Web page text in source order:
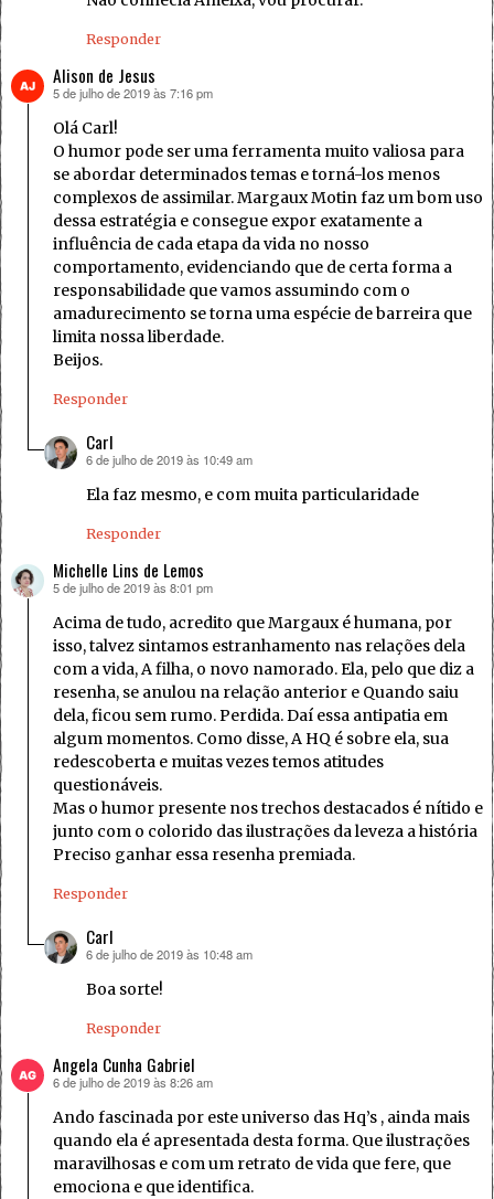
Responder
Alison de Jesus
disse:
5 de julho de 2019 às 7:16 pm
Olá Carl!
O humor pode ser uma ferramenta muito valiosa para
se abordar determinados temas e torná-los menos
complexos de assimilar. Margaux Motin faz um bom uso
dessa estratégia e consegue expor exatamente a
influência de cada etapa da vida no nosso
comportamento, evidenciando que de certa forma a
responsabilidade que vamos assumindo com o
amadurecimento se torna uma espécie de barreira que
limita nossa liberdade.
Beijos.
Responder
Carl
disse:
6 de julho de 2019 às 10:49 am
Ela faz mesmo, e com muita particularidade
Responder
Michelle Lins de Lemos
disse:
5 de julho de 2019 às 8:01 pm
Acima de tudo, acredito que Margaux é humana, por
isso, talvez sintamos estranhamento nas relações dela
com a vida, A filha, o novo namorado. Ela, pelo que diz a
resenha, se anulou na relação anterior e Quando saiu
dela, ficou sem rumo. Perdida. Daí essa antipatia em
algum momentos. Como disse, A HQ é sobre ela, sua
redescoberta e muitas vezes temos atitudes
questionáveis.
Mas o humor presente nos trechos destacados é nítido e
junto com o colorido das ilustrações da leveza a história
Preciso ganhar essa resenha premiada.
Responder
Carl
disse:
6 de julho de 2019 às 10:48 am
Boa sorte!
Responder
Angela Cunha Gabriel
disse:
6 de julho de 2019 às 8:26 am
Ando fascinada por este universo das Hq’s , ainda mais
quando ela é apresentada desta forma. Que ilustrações
maravilhosas e com um retrato de vida que fere, que
emociona e que identifica.